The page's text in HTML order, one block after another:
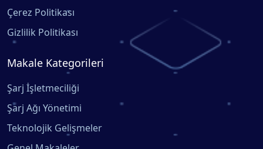
Çerez Politikası
Gizlilik Politikası
Makale Kategorileri
Şarj İşletmeciliği
Şarj Ağı Yönetimi
Teknolojik Gelişmeler